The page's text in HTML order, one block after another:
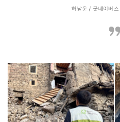
허남운 / 굿네이버